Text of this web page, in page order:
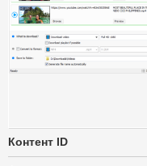
Контент ID